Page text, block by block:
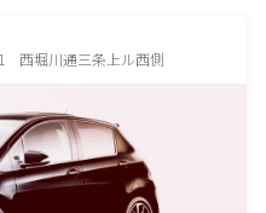
西堀川通三条上ル西側